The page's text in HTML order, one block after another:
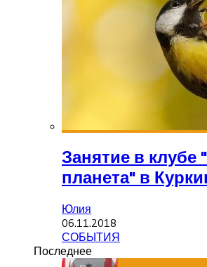
Занятие в клубе
планета" в
Юлия
06.11.2018
СОБЫТИЯ
Последнее